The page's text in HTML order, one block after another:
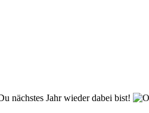
nächstes Jahr wieder dabei bist!